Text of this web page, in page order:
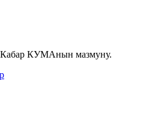
Кабар КУМАнын мазмуну.